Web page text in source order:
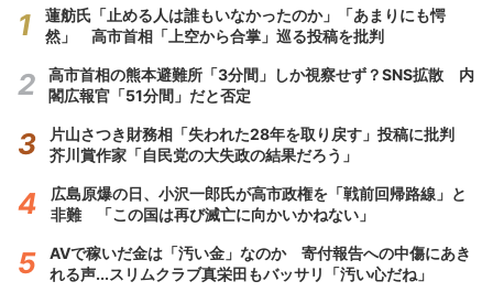
蓮舫氏「止める人は誰もいなかったのか」「あまりにも愕
然」 高市首相「上空から合掌」巡る投稿を批判
高市首相の熊本避難所「3分間」しか視察せず？SNS拡散 内
閣広報官「51分間」だと否定
片山さつき財務相「失われた28年を取り戻す」投稿に批判
芥川賞作家「自民党の大失政の結果だろう」
広島原爆の日、小沢一郎氏が高市政権を「戦前回帰路線」と
非難 「この国は再び滅亡に向かいかねない」
AVで稼いだ金は「汚い金」なのか 寄付報告への中傷にあき
れる声...スリムクラブ真栄田もバッサリ「汚い心だね」